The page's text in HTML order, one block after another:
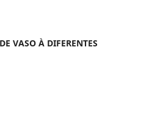
VASO À DIFERENTES